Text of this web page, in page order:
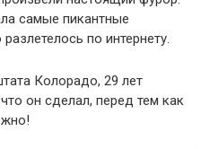
самые пикантные
по интернету.
Колорадо, 29 лет
он сделал, перед тем как